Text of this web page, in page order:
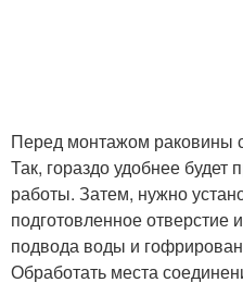
Перед монтажом раковины
Так, гораздо удобнее
работы. Затем, нужно
подготовленное отверстие
подвода воды и
Обработать места